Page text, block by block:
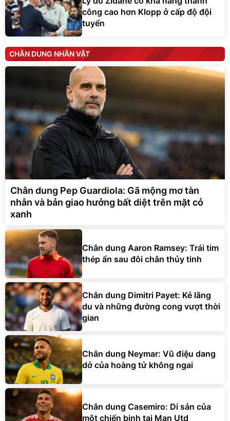
công cao hơn Klopp ở cấp độ đội
tuyển
CHÂN DUNG NHÂN VẬT
Chân dung Pep Guardiola: Gã mộng mơ tàn
nhẫn và bản giao hưởng bất diệt trên mặt cỏ
xanh
Chân dung Aaron Ramsey: Trái tim
thép ẩn sau đôi chân thủy tinh
Chân dung Dimitri Payet: Kẻ lãng
du và những đường cong vượt thời
gian
Chân dung Neymar: Vũ điệu dang
dở của hoàng tử không ngai
Chân dung Casemiro: Di sản của
một chiến binh tại Man Utd